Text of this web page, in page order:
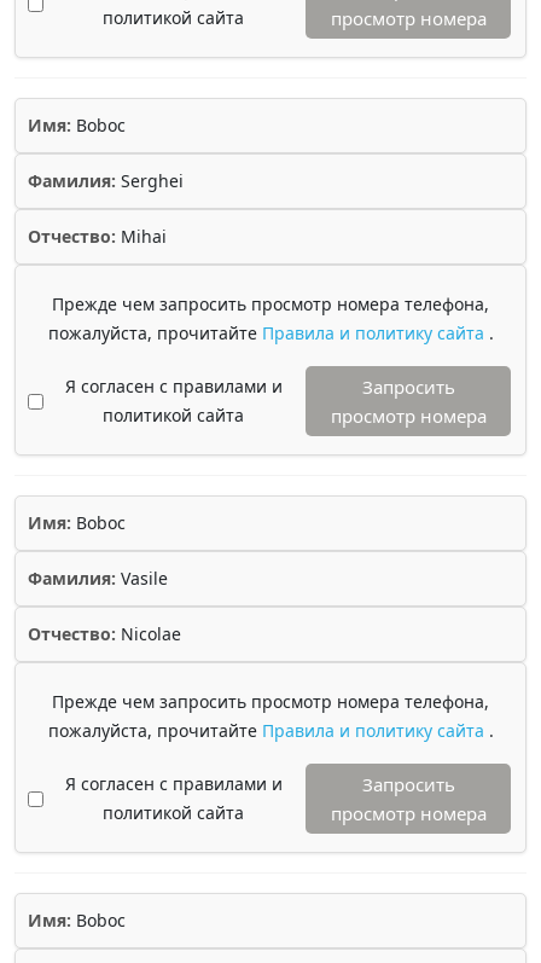
политикой сайта
просмотр номера
Имя: Boboc
Фамилия: Serghei
Отчество: Mihai
Прежде чем запросить просмотр номера телефона,
пожалуйста, прочитайте Правила и политику сайта .
Я согласен с правилами и
политикой сайта
Запросить
просмотр номера
Имя: Boboc
Фамилия: Vasile
Отчество: Nicolae
Прежде чем запросить просмотр номера телефона,
пожалуйста, прочитайте Правила и политику сайта .
Я согласен с правилами и
политикой сайта
Запросить
просмотр номера
Имя: Boboc